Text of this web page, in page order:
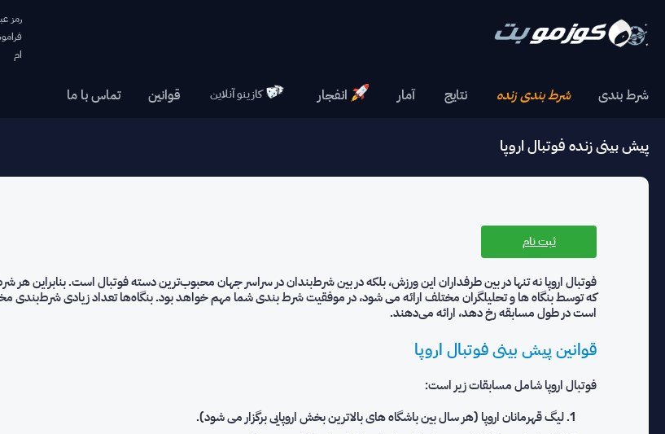
رمز
ام
شرط بندی شرط بندی زنده نتايج آمار انفجار کازینو آنلاین قوانين تماس با ما
پیش بینی زنده فوتبال اروپا
ثبت نام
فوتبال اروپا نه تنها در بین طرفداران این ورزش، بلکه در بین شرط‌بندان در سراسر جهان محبوب‌ترین دسته فوتبال است. بنابراین هر
که توسط بنگاه ها و تحلیلگران مختلف ارائه می شود، در موفقیت شرط بندی شما مهم خواهد بود. بنگاه‌ها تعداد زیادی شرط‌بندی
است در طول مسابقه رخ دهد، ارائه می‌دهند.
قوانین پیش بینی فوتبال اروپا
فوتبال اروپا شامل مسابقات زیر است:
لیگ قهرمانان اروپا (هر سال بین باشگاه های بالاترین بخش اروپایی برگزار می شود).
00:32 (GMT+4:00)
03:02 (GMT+6:30)